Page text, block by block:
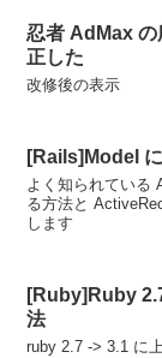
忍者 AdMax の
正した
改修後の表示
[Rails]Model
よく知られている
る方法と
します
[Ruby]Ruby
法
ruby 2.7 -> 3.1 に